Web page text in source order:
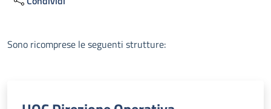
Descrizione
Sono ricomprese le seguenti strutture: